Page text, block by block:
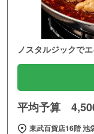
ノスタルジックで
平均予算
東武百貨店16階 池